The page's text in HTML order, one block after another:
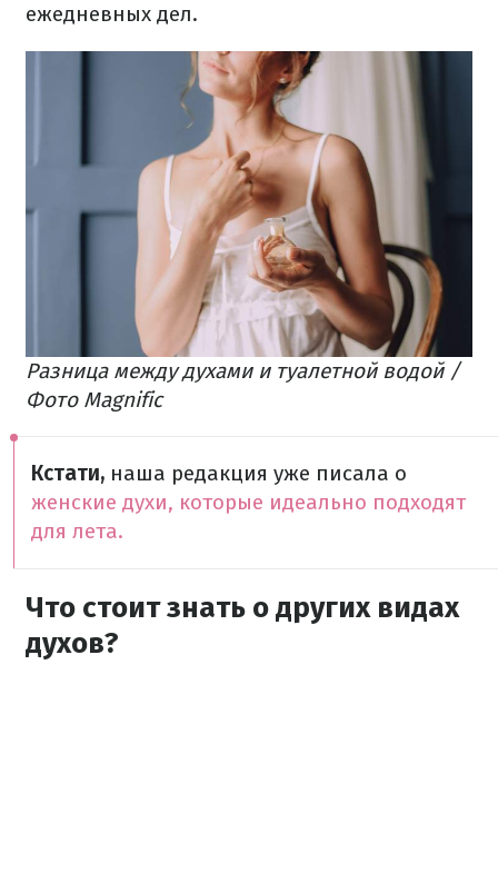
ежедневных дел.
Разница между духами и туалетной водой /
Фото Magnific
Кстати, наша редакция уже писала о
женские духи, которые идеально подходят
для лета.
Что стоит знать о других видах
духов?